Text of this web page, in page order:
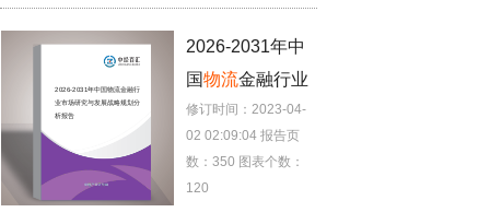
2026-2031年中国物流金融行
业市场研究与发展战略规划分
析报告
2026-2031年中
国物流金融行业
市场研究与发展
战略规划分析报
修订时间：2023-04-
02 02:09:04 报告页
数：350 图表个数：
120